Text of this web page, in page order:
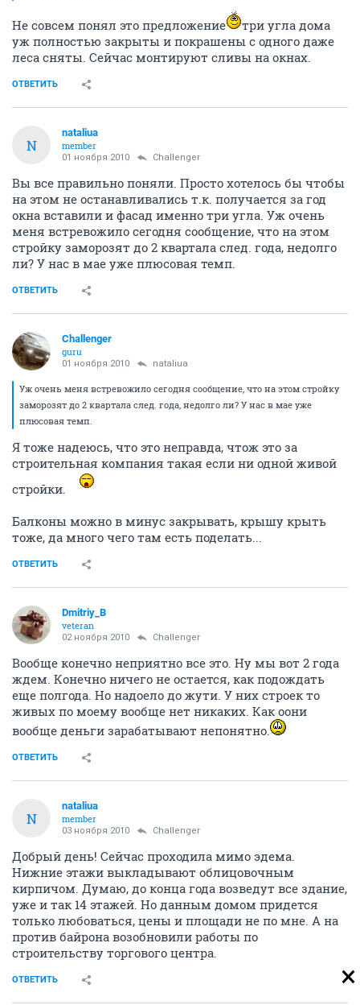
Не совсем понял это предложение
три угла дома
уж полностью закрыты и покрашены с одного даже
леса сняты. Сейчас монтируют сливы на окнах.
ОТВЕТИТЬ
N
nataliua
member
01 ноября 2010 Challenger
Вы все правильно поняли. Просто хотелось бы чтобы
на этом не останавливались т.к. получается за год
окна вставили и фасад именно три угла. Уж очень
меня встревожило сегодня сообщение, что на этом
стройку заморозят до 2 квартала след. года, недолго
ли? У нас в мае уже плюсовая темп.
ОТВЕТИТЬ
Challenger
guru
01 ноября 2010 nataliua
Уж очень меня встревожило сегодня сообщение, что на этом стройку
заморозят до 2 квартала след. года, недолго ли? У нас в мае уже
плюсовая темп.
Я тоже надеюсь, что это неправда, чтож это за
строительная компания такая если ни одной живой
стройки.
Балконы можно в минус закрывать, крышу крыть
тоже, да много чего там есть поделать...
ОТВЕТИТЬ
Dmitriy_B
veteran
02 ноября 2010 Challenger
Вообще конечно неприятно все это. Ну мы вот 2 года
ждем. Конечно ничего не остается, как подождать
еще полгода. Но надоело до жути. У них строек то
живых по моему вообще нет никаких. Как оони
вообще деньги зарабатывают непонятно.
ОТВЕТИТЬ
N
nataliua
member
03 ноября 2010 Challenger
Добрый день! Сейчас проходила мимо эдема.
Нижние этажи выкладывают облицовочным
кирпичом. Думаю, до конца года возведут все здание,
уже и так 14 этажей. Но данным домом придется
только любоваться, цены и площади не по мне. А на
против байрона возобновили работы по
строительству торгового центра.
ОТВЕТИТЬ